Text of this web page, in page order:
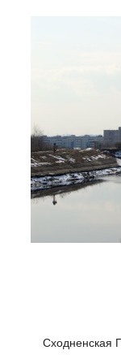
Сходненская